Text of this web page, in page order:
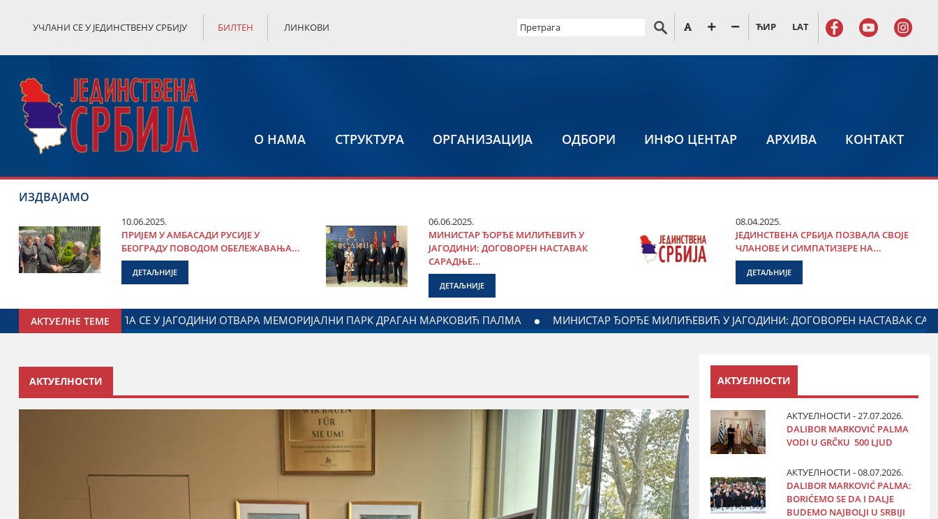
УЧЛАНИ СЕ У ЈЕДИНСТВЕНУ СРБИЈУ БИЛТЕН ЛИНКОВИ ЋИР LAT
О НАМА СТРУКТУРА ОРГАНИЗАЦИЈА ОДБОРИ ИНФО ЦЕНТАР АРХИВА КОНТАКТ
ИЗДВАЈАМО
10.06.2025.
ПРИЈЕМ У АМБАСАДИ РУСИЈЕ У
БЕОГРАДУ ПОВОДОМ ОБЕЛЕЖАВАЊА...
ДЕТАЉНИЈЕ
06.06.2025.
МИНИСТАР ЂОРЂЕ МИЛИЋЕВИЋ У
ЈАГОДИНИ: ДОГОВОРЕН НАСТАВАК
САРАДЊЕ...
ДЕТАЉНИЈЕ
08.04.2025.
ЈЕДИНСТВЕНА СРБИЈА ПОЗВАЛА СВОЈЕ
ЧЛАНОВЕ И СИМПАТИЗЕРЕ НА...
ДЕТАЉНИЈЕ
АКТУЕЛНЕ ТЕМЕ
ЈАГОДИНИ: ДОГОВОРЕН НАСТАВАК САРАДЊЕ ГРАДА ЈАГОДИНЕ И МИНИСТАРСТВА ЗАДУЖЕНОГ ЗА ОДНОСЕ СА ДИЈАСПОРОМ ДАЛИБОР МАРКОВИЋ НА ОБЕЛЕЖАВАЊУ ДАНА
АКТУЕЛНОСТИ АКТУЕЛНОСТИ
АКТУЕЛНОСТИ - 27.07.2026.
DALIBOR MARKOVIĆ PALMA
VODI U GRČKU 500 LJUD
АКТУЕЛНОСТИ - 08.07.2026.
DALIBOR MARKOVIĆ PALMA:
BORIĆEMO SE DA I DALJE
BUDEMO NAJBOLJI U SRBIJI